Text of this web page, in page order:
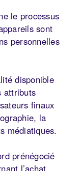
le processus
sont
personnelles
disponible
attributs
finaux
la
médiatiques.
prénégocié
l’achat